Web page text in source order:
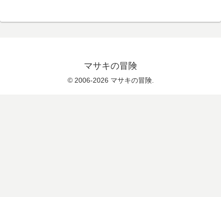
マサキの冒険
© 2006-2026 マサキの冒険.